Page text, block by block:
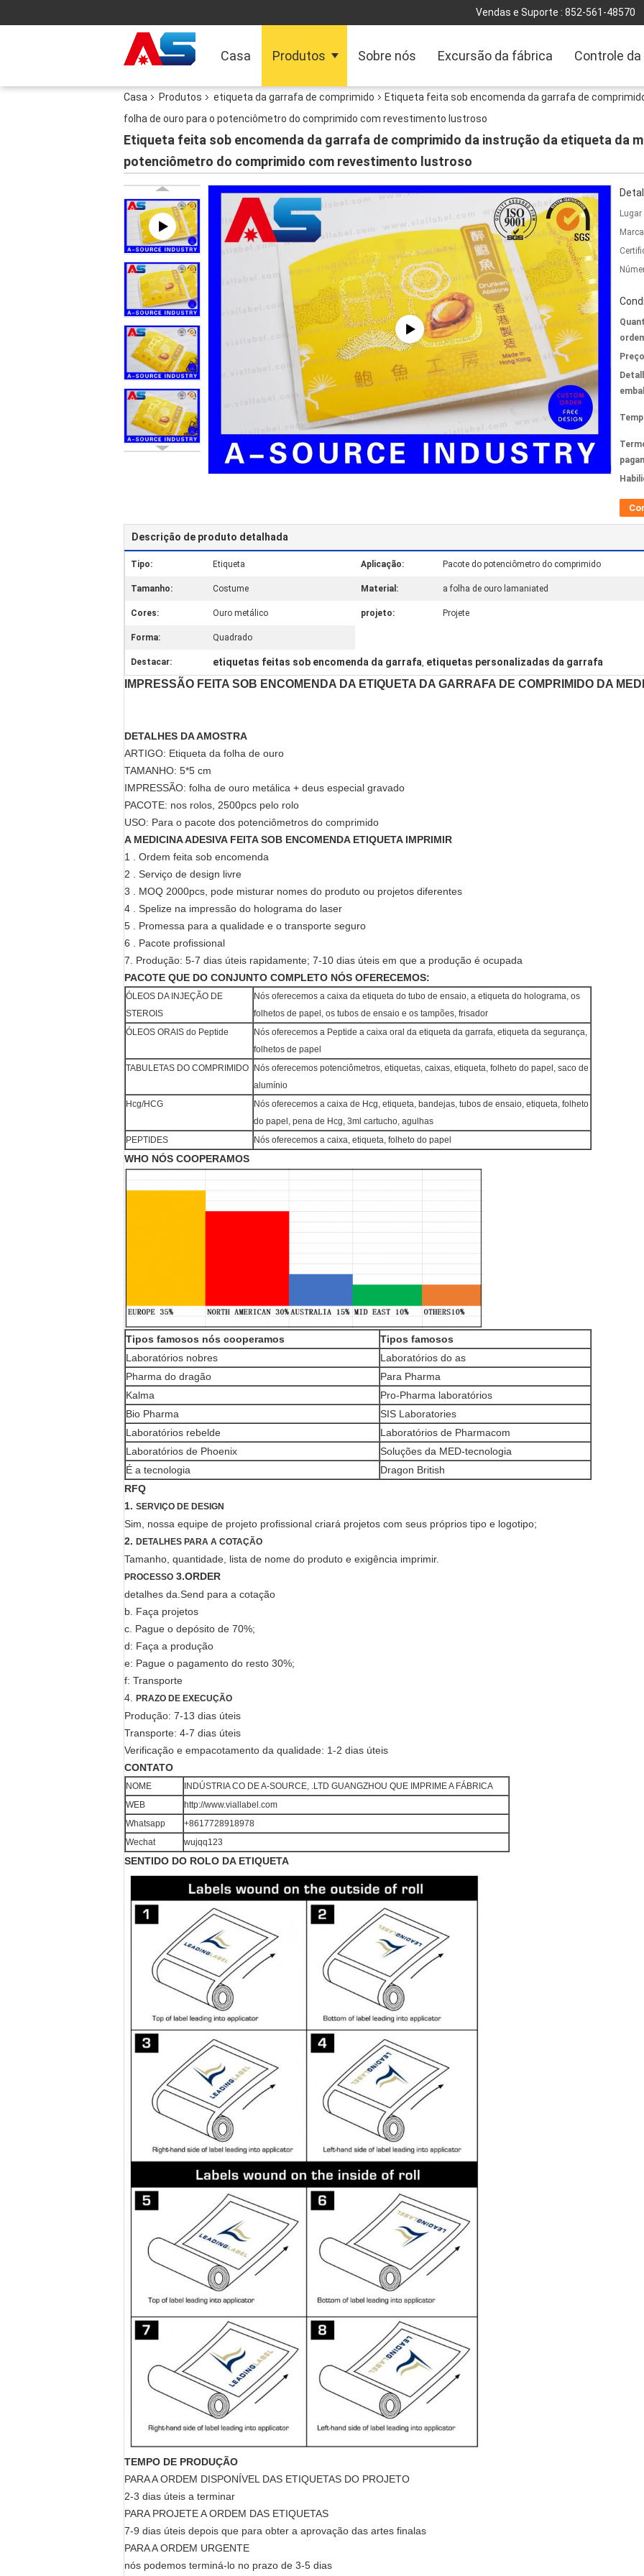
Vendas e Suporte : 852-561-48570
Casa Produtos Sobre nós Excursão da fábrica Controle
Casa Produtos etiqueta da garrafa de comprimido
Etiqueta feita sob encomenda da garrafa de
folha de ouro para o potenciômetro do comprimido com revestimento lustroso
Etiqueta feita sob encomenda da garrafa de comprimido da instrução da etiqueta da
potenciômetro do comprimido com revestimento lustroso
Descrição de produto detalhada
Tipo: Etiqueta Aplicação: Pacote do potenciômetro do comprimido
Tamanho: Costume Material: a folha de ouro lamaniated
Cores: Ouro metálico projeto: Projete
Forma: Quadrado
Destacar: etiquetas feitas sob encomenda da garrafa, etiquetas personalizadas da garrafa
IMPRESSÃO FEITA SOB ENCOMENDA DA ETIQUETA DA GARRAFA DE COMPRIMIDO DA
DETALHES DA AMOSTRA
ARTIGO: Etiqueta da folha de ouro
TAMANHO: 5*5 cm
IMPRESSÃO: folha de ouro metálica + deus especial gravado
PACOTE: nos rolos, 2500pcs pelo rolo
USO: Para o pacote dos potenciômetros do comprimido
A MEDICINA ADESIVA FEITA SOB ENCOMENDA ETIQUETA IMPRIMIR
1 . Ordem feita sob encomenda
2 . Serviço de design livre
3 . MOQ 2000pcs, pode misturar nomes do produto ou projetos diferentes
4 . Spelize na impressão do holograma do laser
5 . Promessa para a qualidade e o transporte seguro
6 . Pacote profissional
7. Produção: 5-7 dias úteis rapidamente; 7-10 dias úteis em que a produção é ocupada
PACOTE QUE DO CONJUNTO COMPLETO NÓS OFERECEMOS:
ÓLEOS DA INJEÇÃO DE
STEROIS
Nós oferecemos a caixa da etiqueta do tubo de ensaio, a etiqueta do holograma, os
folhetos de papel, os tubos de ensaio e os tampões, frisador
ÓLEOS ORAIS do Peptide
Nós oferecemos a Peptide a caixa oral da etiqueta da garrafa, etiqueta da segurança,
folhetos de papel
TABULETAS DO COMPRIMIDO
Nós oferecemos potenciômetros, etiquetas, caixas, etiqueta, folheto do papel, saco de
alumínio
Hcg/HCG
Nós oferecemos a caixa de Hcg, etiqueta, bandejas, tubos de ensaio, etiqueta, folheto
do papel, pena de Hcg, 3ml cartucho, agulhas
PEPTIDES
Nós oferecemos a caixa, etiqueta, folheto do papel
WHO NÓS COOPERAMOS
Tipos famosos nós cooperamos
Tipos famosos
Laboratórios nobres
Laboratórios do as
Pharma do dragão
Para Pharma
Kalma
Pro-Pharma laboratórios
Bio Pharma
SIS Laboratories
Laboratórios rebelde
Laboratórios de Pharmacom
Laboratórios de Phoenix
Soluções da MED-tecnologia
É a tecnologia
Dragon British
RFQ
1. SERVIÇO DE DESIGN
Sim, nossa equipe de projeto profissional criará projetos com seus próprios tipo e logotipo;
2. DETALHES PARA A COTAÇÃO
Tamanho, quantidade, lista de nome do produto e exigência imprimir.
PROCESSO 3.ORDER
detalhes da.Send para a cotação
b. Faça projetos
c. Pague o depósito de 70%;
d: Faça a produção
e: Pague o pagamento do resto 30%;
f: Transporte
4.
PRAZO DE EXECUÇÃO
Produção: 7-13 dias úteis
Transporte: 4-7 dias úteis
Verificação e empacotamento da qualidade: 1-2 dias úteis
CONTATO
NOME
INDÚSTRIA CO DE A-SOURCE, .LTD GUANGZHOU QUE IMPRIME A FÁBRICA
WEB
http://www.viallabel.com
Whatsapp
+8617728918978
Wechat
wujqq123
SENTIDO DO ROLO DA ETIQUETA
TEMPO DE PRODUÇÃO
PARA A ORDEM DISPONÍVEL DAS ETIQUETAS DO PROJETO
2-3 dias úteis a terminar
PARA PROJETE A ORDEM DAS ETIQUETAS
7-9 dias úteis depois que para obter a aprovação das artes finalas
PARA A ORDEM URGENTE
nós podemos terminá-lo no prazo de 3-5 dias